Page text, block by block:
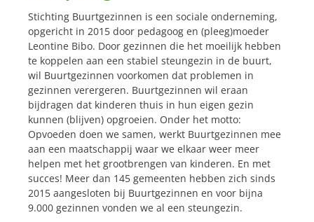
Stichting Buurtgezinnen is een sociale onderneming,
opgericht in 2015 door pedagoog en (pleeg)moeder
Leontine Bibo. Door gezinnen die het moeilijk hebben
te koppelen aan een stabiel steungezin in de buurt,
wil Buurtgezinnen voorkomen dat problemen in
gezinnen verergeren. Buurtgezinnen wil eraan
bijdragen dat kinderen thuis in hun eigen gezin
kunnen (blijven) opgroeien. Onder het motto:
Opvoeden doen we samen, werkt Buurtgezinnen mee
aan een maatschappij waar we elkaar weer meer
helpen met het grootbrengen van kinderen. En met
succes! Meer dan 145 gemeenten hebben zich sinds
2015 aangesloten bij Buurtgezinnen en voor bijna
9.000 gezinnen vonden we al een steungezin.